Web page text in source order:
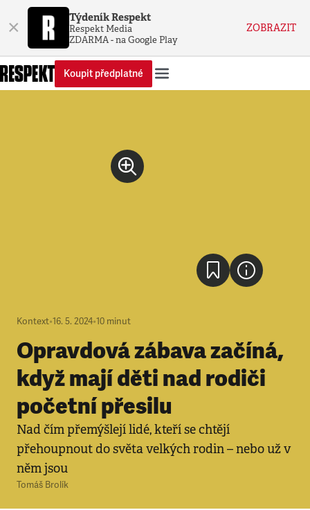
× Týdeník Respekt
Respekt Media
ZDARMA - na Google Play
ZOBRAZIT
Koupit předplatné
Kontext•16. 5. 2024•10 minut
Opravdová zábava začíná,
když mají děti nad rodiči
početní přesilu
Nad čím přemýšlejí lidé, kteří se chtějí
přehoupnout do světa velkých rodin – nebo už v
něm jsou
Tomáš Brolík